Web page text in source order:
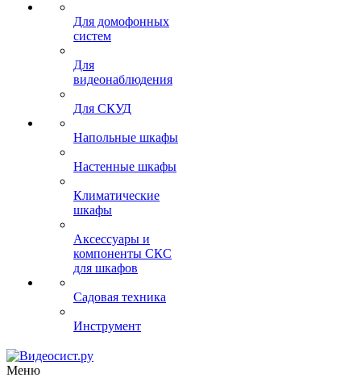
Для домофонных
систем
Для
видеонаблюдения
Для СКУД
Напольные шкафы
Настенные шкафы
Климатические
шкафы
Аксессуары и
компоненты СКС
для шкафов
Садовая техника
Инструмент
Меню